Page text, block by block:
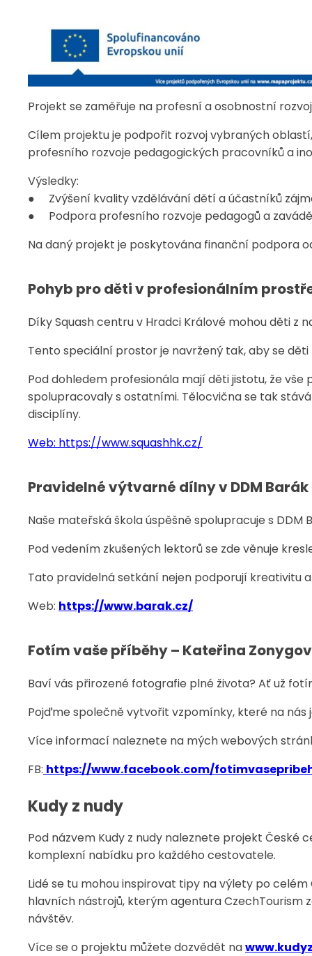
Projekt se zaměřuje na profesní a osobnostní
Cílem projektu je podpořit rozvoj vybraných
profesního rozvoje pedagogických pracovníků a
Výsledky:
● Zvýšení kvality vzdělávání dětí a účastníků
● Podpora profesního rozvoje pedagogů a
Na daný projekt je poskytována finanční podpora
Pohyb pro děti v profesionálním
Díky Squash centru v Hradci Králové mohou děti z
Tento speciální prostor je navržený tak, aby se
Pod dohledem profesionála mají děti jistotu, že
spolupracovaly s ostatními. Tělocvična se tak
disciplíny.
Web: https://www.squashhk.cz/
Pravidelné výtvarné dílny v DDM Barák
Naše mateřská škola úspěšně spolupracuje s
Pod vedením zkušených lektorů se zde věnuje
Tato pravidelná setkání nejen podporují kreativitu
Web: https://www.barak.cz/
Fotím vaše příběhy – Kateřina
Baví vás přirozené fotografie plné života? Ať už
Pojďme společně vytvořit vzpomínky, které na
Více informací naleznete na mých webových
FB: https://www.facebook.com/
Kudy z nudy
Pod názvem Kudy z nudy naleznete projekt
komplexní nabídku pro každého cestovatele.
Lidé se tu mohou inspirovat tipy na výlety po
hlavních nástrojů, kterým agentura CzechTourism
návštěv.
Více se o projektu můžete dozvědět na